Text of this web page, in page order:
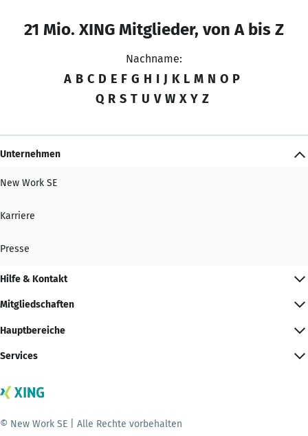
21 Mio. XING Mitglieder, von A bis Z
Nachname:
A B C D E F G H I J K L M N O P
Q R S T U V W X Y Z
Unternehmen
New Work SE
Karriere
Presse
Hilfe & Kontakt
Mitgliedschaften
Hauptbereiche
Services
© New Work SE | Alle Rechte vorbehalten